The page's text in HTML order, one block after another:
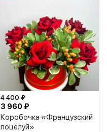
Коробочка «Французский
поцелуй»
3 960 ₽
4 400 ₽